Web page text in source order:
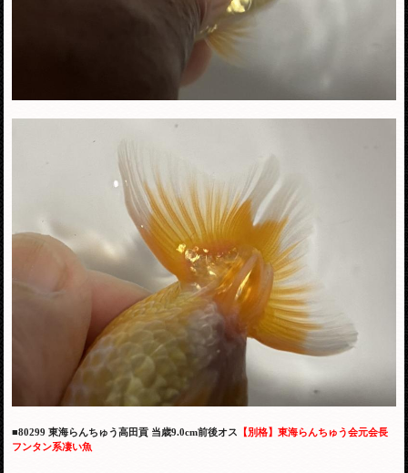
■80299 東海らんちゅう高田貢 当歳9.0cm前後オス
【別格】東海らんちゅう会元会長
フンタン系凄い魚